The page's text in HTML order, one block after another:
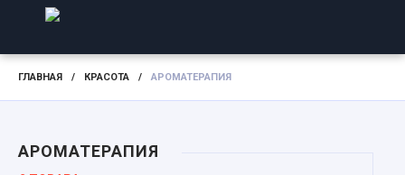
ГЛАВНАЯ / КРАСОТА / АРОМАТЕРАПИЯ
АРОМАТЕРАПИЯ